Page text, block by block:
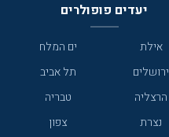
יעדים פופולרים
אילת
ים המלח
ירושלים
תל אביב
הרצליה
טבריה
נצרת
צפון